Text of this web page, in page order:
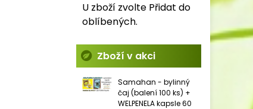
U zboží zvolte Přidat do
oblíbených.
Zboží v akci
Samahan - bylinný
čaj (balení 100 ks) +
WELPENELA kapsle 60